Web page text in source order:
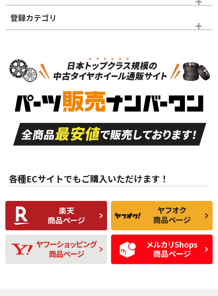
ホイールランク
S
品）
S
新車外し品（新古
付き
A
走行距離も少なく、
目立つ傷もほとんど
ない中古品
A
走行距離も少なく、
非常に状態の良い中
古品
な中古品
んどない中古品
C
比較的きれいな中古
品
C
られるが、使用に問
題のない中古品
D
使用感や目立つ傷が
あり、一般的な中古
品
D
残り溝も少なく、偏
磨耗がみられ、短期
間使用できるくらい
の中古品
登録カテゴリ
スタッドレスタイヤのみ
各種ECサイトでもご購入いただけます！